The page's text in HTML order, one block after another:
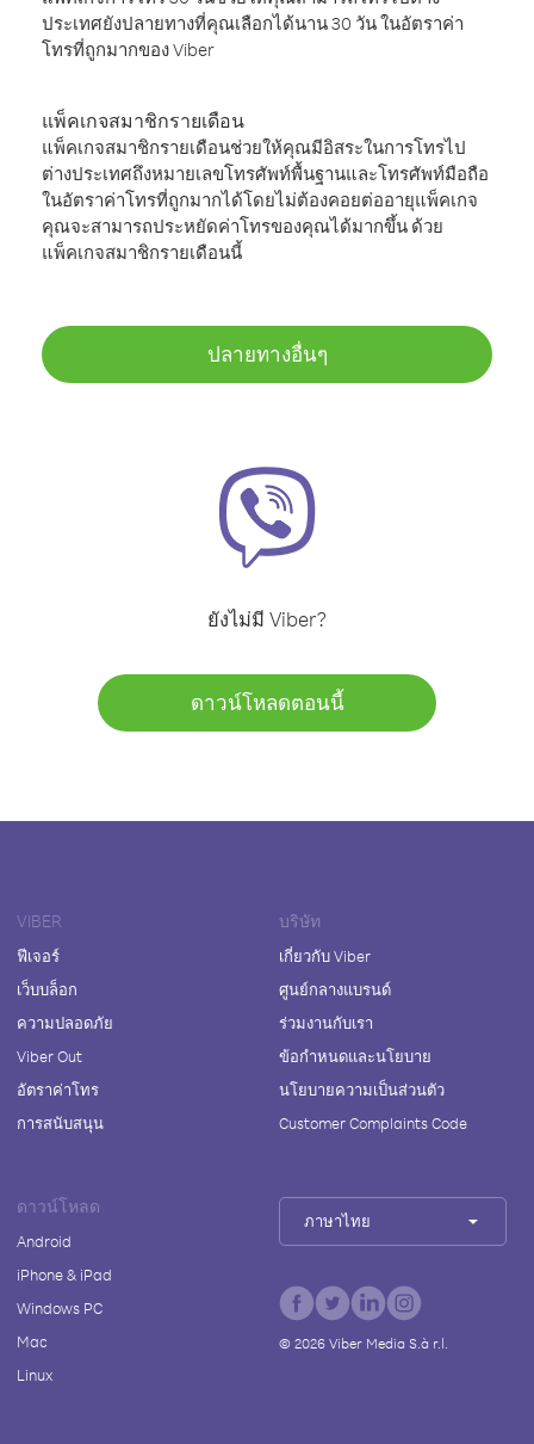
ประเทศยังปลายทางที่คุณเลือกได้นาน 30 วัน ในอัตราค่า
โทรที่ถูกมากของ Viber
แพ็คเกจสมาชิกรายเดือน
แพ็คเกจสมาชิกรายเดือนช่วยให้คุณมีอิสระในการโทรไป
ต่างประเทศถึงหมายเลขโทรศัพท์พื้นฐานและโทรศัพท์มือถือ
ในอัตราค่าโทรที่ถูกมากได้โดยไม่ต้องคอยต่ออายุแพ็คเกจ
คุณจะสามารถประหยัดค่าโทรของคุณได้มากขึ้น ด้วย
แพ็คเกจสมาชิกรายเดือนนี้
ปลายทางอื่นๆ
ยังไม่มี Viber?
ดาวน์โหลดตอนนี้
VIBER
ฟีเจอร์
เว็บบล็อก
ความปลอดภัย
Viber Out
อัตราค่าโทร
การสนับสนุน
บริษัท
เกี่ยวกับ Viber
ศูนย์กลางแบรนด์
ร่วมงานกับเรา
ข้อกำหนดและนโยบาย
นโยบายความเป็นส่วนตัว
Customer Complaints Code
ดาวน์โหลด
Android
iPhone & iPad
Windows PC
Mac
Linux
ภาษาไทย
© 2026Viber Media S.à r.l.